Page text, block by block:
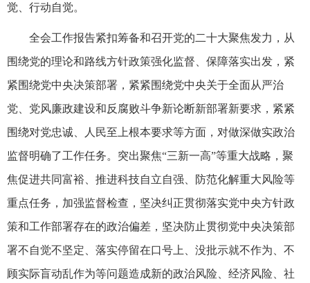
觉、行动自觉。
全会工作报告紧扣筹备和召开党的二十大聚焦发力，从
围绕党的理论和路线方针政策强化监督、保障落实出发，紧
紧围绕党中央决策部署，紧紧围绕党中央关于全面从严治
党、党风廉政建设和反腐败斗争新论断新部署新要求，紧紧
围绕对党忠诚、人民至上根本要求等方面，对做深做实政治
监督明确了工作任务。突出聚焦“三新一高”等重大战略，聚
焦促进共同富裕、推进科技自立自强、防范化解重大风险等
重点任务，加强监督检查，坚决纠正贯彻落实党中央方针政
策和工作部署存在的政治偏差，坚决防止贯彻党中央决策部
署不自觉不坚定、落实停留在口号上、没批示就不作为、不
顾实际盲动乱作为等问题造成新的政治风险、经济风险、社